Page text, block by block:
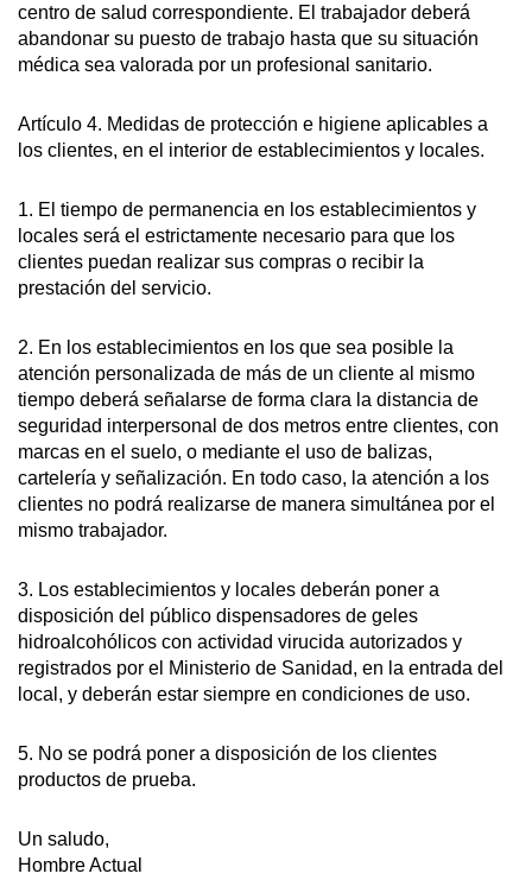
centro de salud correspondiente. El trabajador deberá
abandonar su puesto de trabajo hasta que su situación
médica sea valorada por un profesional sanitario.
Artículo 4. Medidas de protección e higiene aplicables a
los clientes, en el interior de establecimientos y locales.
1. El tiempo de permanencia en los establecimientos y
locales será el estrictamente necesario para que los
clientes puedan realizar sus compras o recibir la
prestación del servicio.
2. En los establecimientos en los que sea posible la
atención personalizada de más de un cliente al mismo
tiempo deberá señalarse de forma clara la distancia de
seguridad interpersonal de dos metros entre clientes, con
marcas en el suelo, o mediante el uso de balizas,
cartelería y señalización. En todo caso, la atención a los
clientes no podrá realizarse de manera simultánea por el
mismo trabajador.
3. Los establecimientos y locales deberán poner a
disposición del público dispensadores de geles
hidroalcohólicos con actividad virucida autorizados y
registrados por el Ministerio de Sanidad, en la entrada del
local, y deberán estar siempre en condiciones de uso.
5. No se podrá poner a disposición de los clientes
productos de prueba.
Un saludo,
Hombre Actual